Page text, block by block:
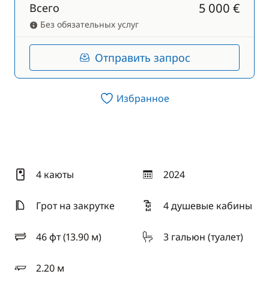
Всего 5 000 €
Без обязательных услуг
Отправить запрос
Избранное
4 каюты 2024
год
Грот на закрутке
4 душевые кабины
46 фт (13.90 м)
длина 3 гальюн (туалет)
2.20 м
осадка